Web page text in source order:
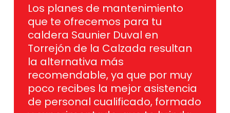
Los planes de mantenimiento
que te ofrecemos para tu
caldera Saunier Duval en
Torrejón de la Calzada resultan
la alternativa más
recomendable, ya que por muy
poco recibes la mejor asistencia
de personal cualificado, formado